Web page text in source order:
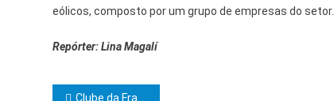
eólicos, composto por um grupo de empresas do setor.
Repórter: Lina Magalí
Clube da Fraternidade União das Acácias promove uma tarde de alegria para crianças